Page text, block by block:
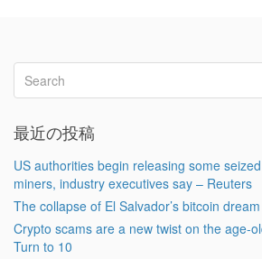
最近の投稿
US authorities begin releasing some
miners, industry executives say – Reuters
The collapse of El Salvador’s bitcoin
Crypto scams are a new twist on the age-
Turn to 10